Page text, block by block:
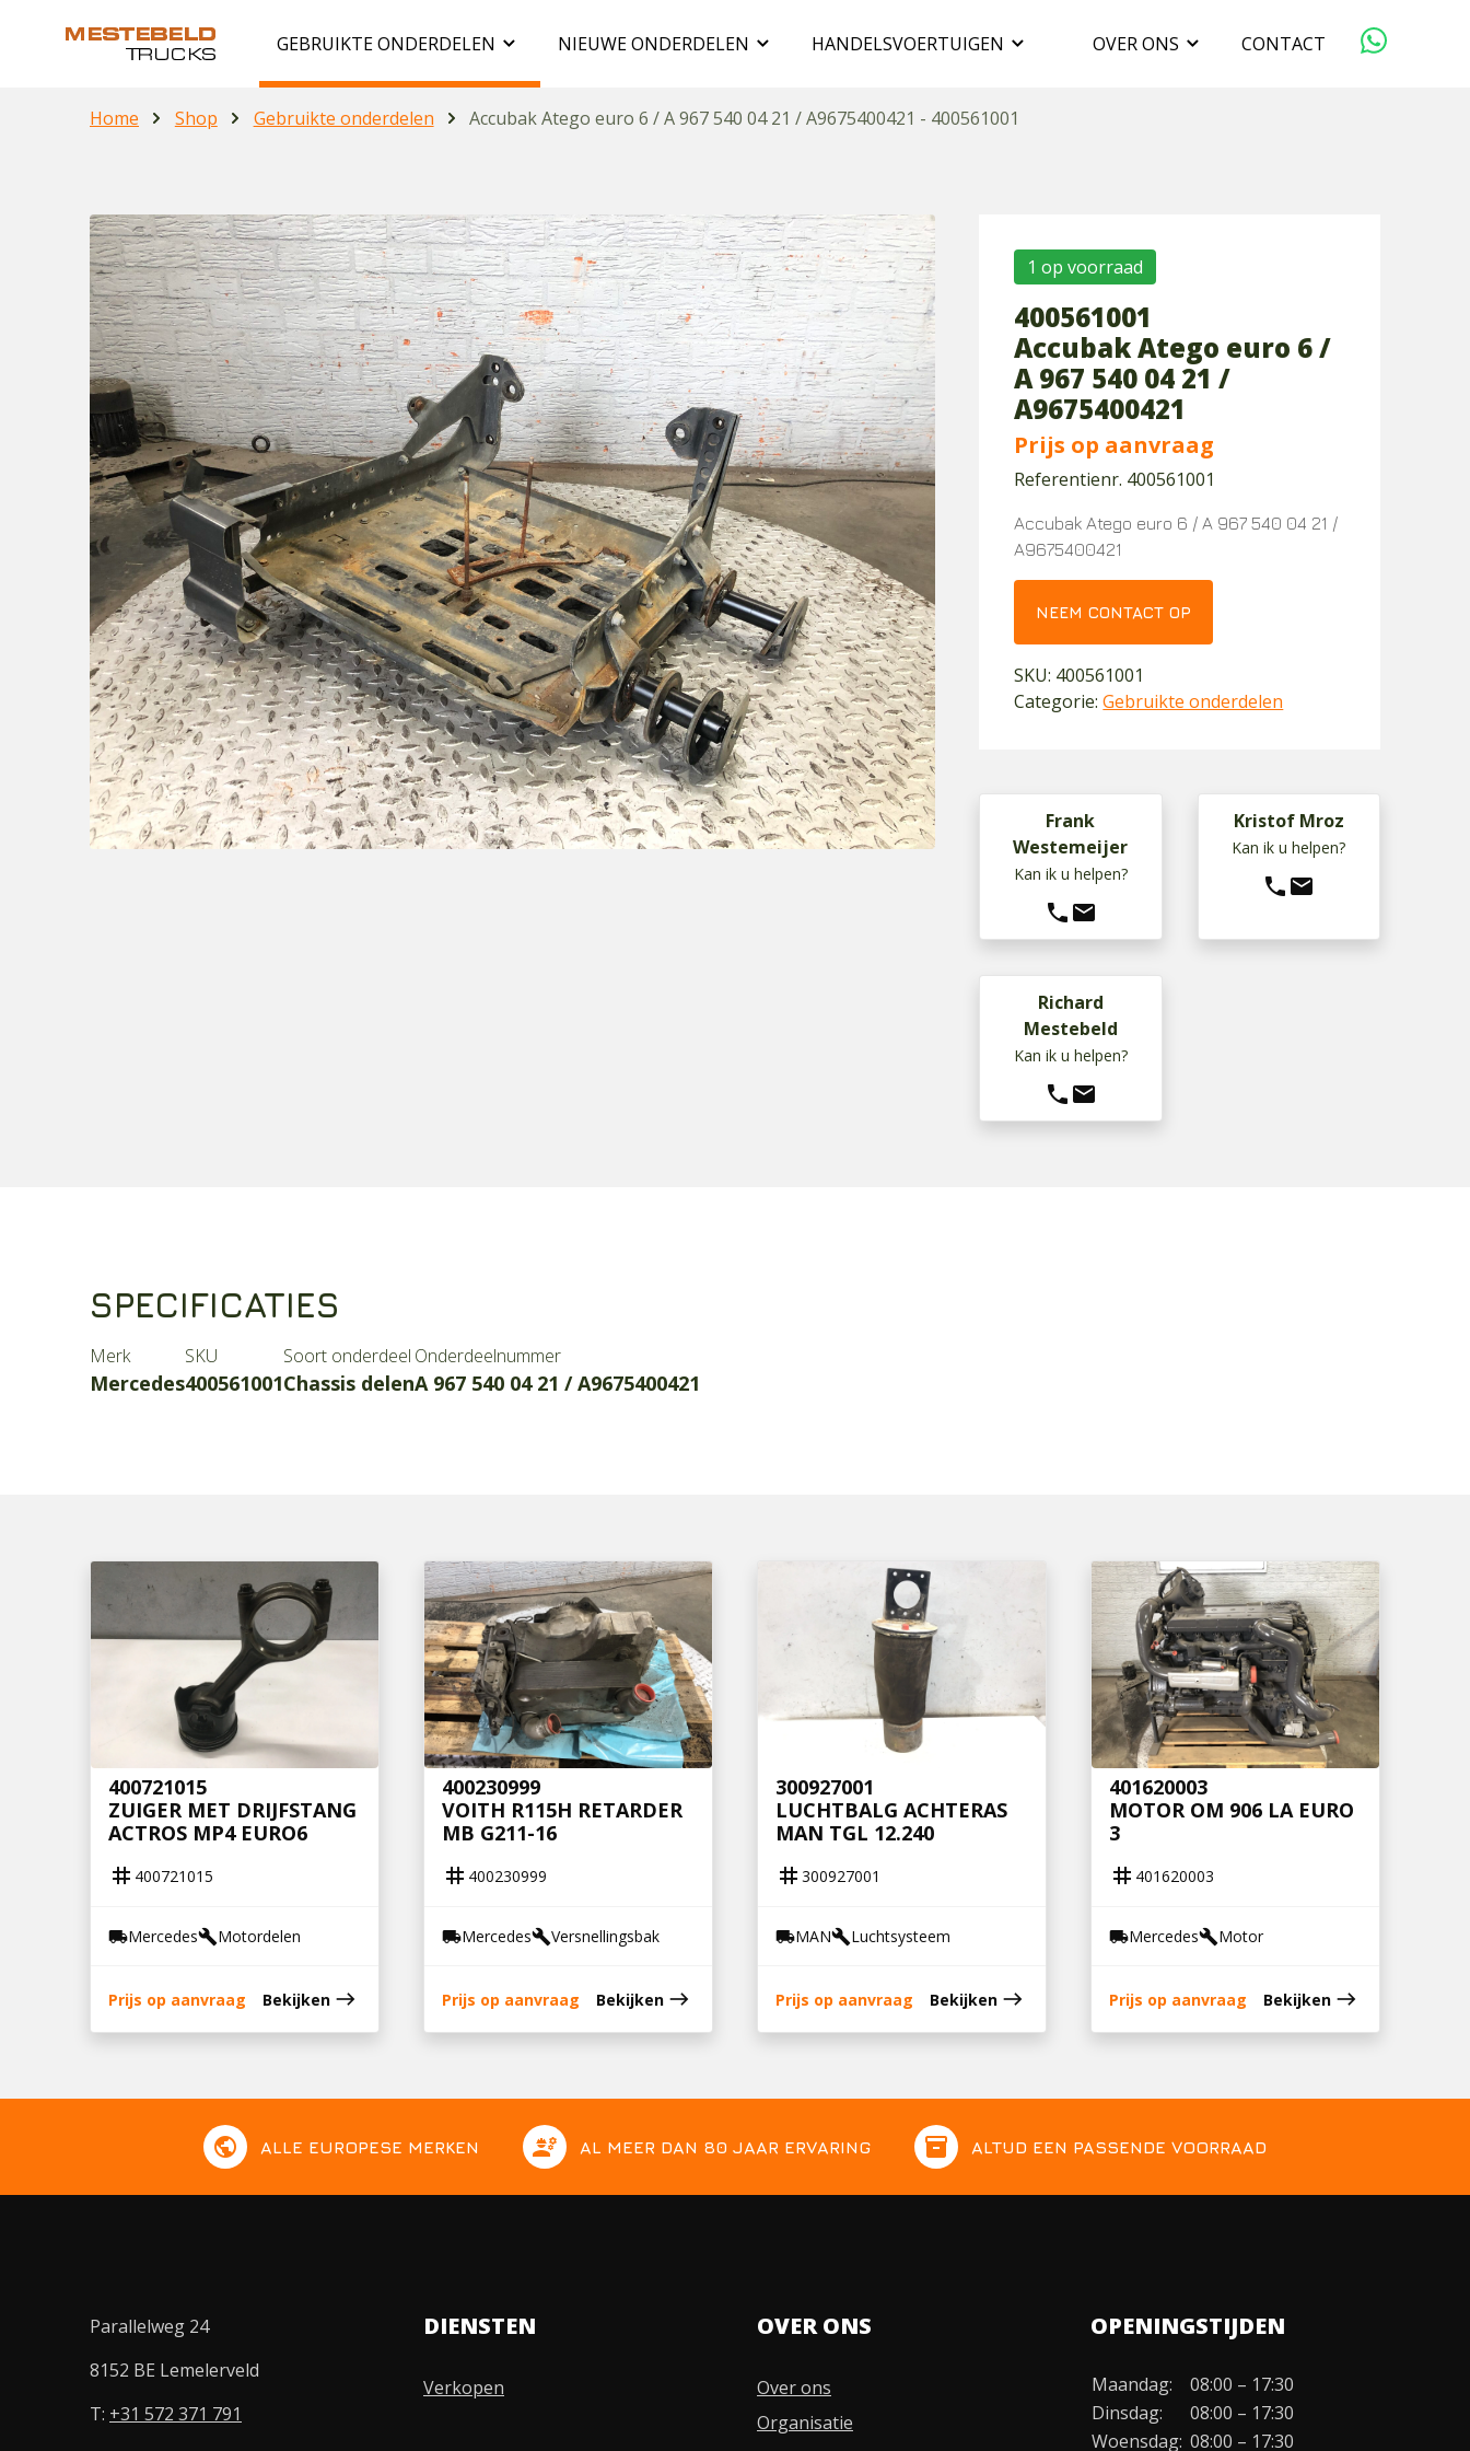
GEBRUIKTE ONDERDELEN NIEUWE ONDERDELEN HANDELSVOERTUIGEN OVER ONS
DUURZAAMHEID
WERKEN BIJ
CONTACT
Home Shop Gebruikte onderdelen Accubak Atego euro 6 / A 967 540 04 21 / A9675400421 - 400561001
1 op voorraad
400561001
Accubak Atego euro 6 /
A 967 540 04 21 /
A9675400421
Prijs op aanvraag
Referentienr. 400561001
Accubak Atego euro 6 / A 967 540 04 21 /
A9675400421
NEEM CONTACT OP
SKU: 400561001
Categorie:Gebruikte onderdelen
Frank
Westemeijer
Kan ik u helpen?
phone mail
Kristof Mroz
Kan ik u helpen?
phone mail
Richard
Mestebeld
Kan ik u helpen?
phone mail
SPECIFICATIES
Merk
Mercedes
SKU
400561001
Soort onderdeel
Chassis delen
Onderdeelnummer
A 967 540 04 21 / A9675400421
400721015
ZUIGER MET DRIJFSTANG
ACTROS MP4 EURO6
tag 400721015
local_shippingMercedesbuildMotordelen
Prijs op aanvraag Bekijken east
400230999
VOITH R115H RETARDER
MB G211-16
tag 400230999
local_shippingMercedesbuildVersnellingsbak
Prijs op aanvraag Bekijken east
300927001
LUCHTBALG ACHTERAS
MAN TGL 12.240
tag 300927001
local_shippingMANbuildLuchtsysteem
Prijs op aanvraag Bekijken east
401620003
MOTOR OM 906 LA EURO
3
tag 401620003
local_shippingMercedesbuildMotor
Prijs op aanvraag Bekijken east
public ALLE EUROPESE MERKEN engineering AL MEER DAN 80 JAAR ERVARING inventory ALTIJD EEN PASSENDE VOORRAAD
Parallelweg 24
8152 BE Lemelerveld
T: +31 572 371 791
DIENSTEN
Verkopen
OVER ONS
Over ons
Organisatie
OPENINGSTIJDEN
Maandag:
08:00 – 17:30
Dinsdag:
08:00 – 17:30
Woensdag: 08:00 – 17:30